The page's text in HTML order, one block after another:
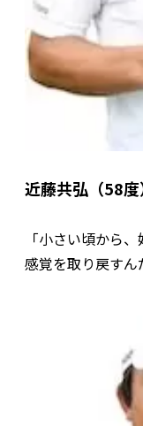
近藤共弘（58度
「小さい頃から
感覚を取り戻すん